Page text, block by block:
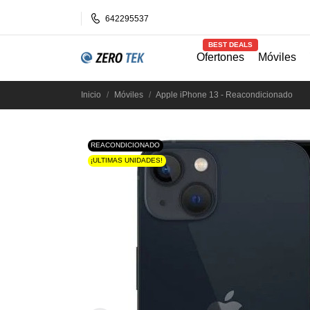
642295537
Ofertones
BEST DEALS
Móviles
Inicio Móviles Apple iPhone 13 - Reacondicionado
REACONDICIONADO
¡ULTIMAS UNIDADES!